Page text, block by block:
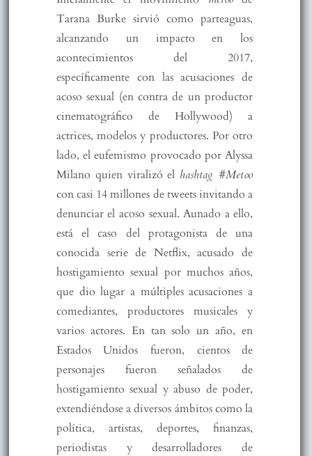
Tarana Burke sirvió como parteaguas,
alcanzando un impacto en los
acontecimientos del 2017,
específicamente con las acusaciones de
acoso sexual (en contra de un productor
cinematográfico de Hollywood) a
actrices, modelos y productores. Por otro
lado, el eufemismo provocado por Alyssa
Milano quien viralizó el hashtag #Metoo
con casi 14 millones de tweets invitando a
denunciar el acoso sexual. Aunado a ello,
está el caso del protagonista de una
conocida serie de Netflix, acusado de
hostigamiento sexual por muchos años,
que dio lugar a múltiples acusaciones a
comediantes, productores musicales y
varios actores. En tan solo un año, en
Estados Unidos fueron, cientos de
personajes fueron señalados de
hostigamiento sexual y abuso de poder,
extendiéndose a diversos ámbitos como la
política, artistas, deportes, finanzas,
periodistas y desarrolladores de